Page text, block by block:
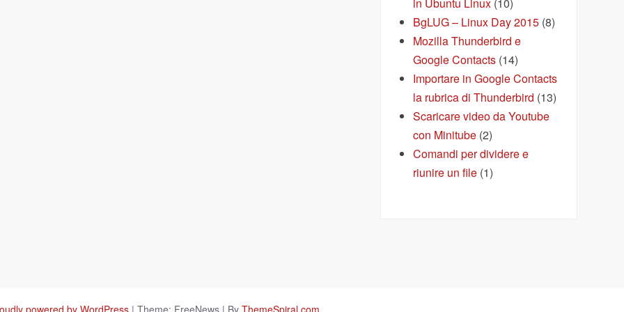
BgLUG – Linux Day 2015 (8)
Mozilla Thunderbird e
Google Contacts (14)
Importare in Google Contacts
la rubrica di Thunderbird (13)
Scaricare video da Youtube
con Minitube (2)
Comandi per dividere e
riunire un file (1)